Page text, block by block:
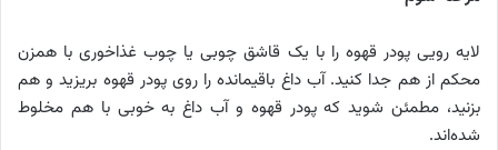
لایه رویی پودر قهوه را با یک قاشق چوبی یا چوب غذاخوری با همزن
محکم از هم جدا کنید. آب داغ باقیمانده را روی پودر قهوه بریزید و هم
بزنید، مطمئن شوید که پودر قهوه و آب داغ به خوبی با هم مخلوط
شده‌اند.